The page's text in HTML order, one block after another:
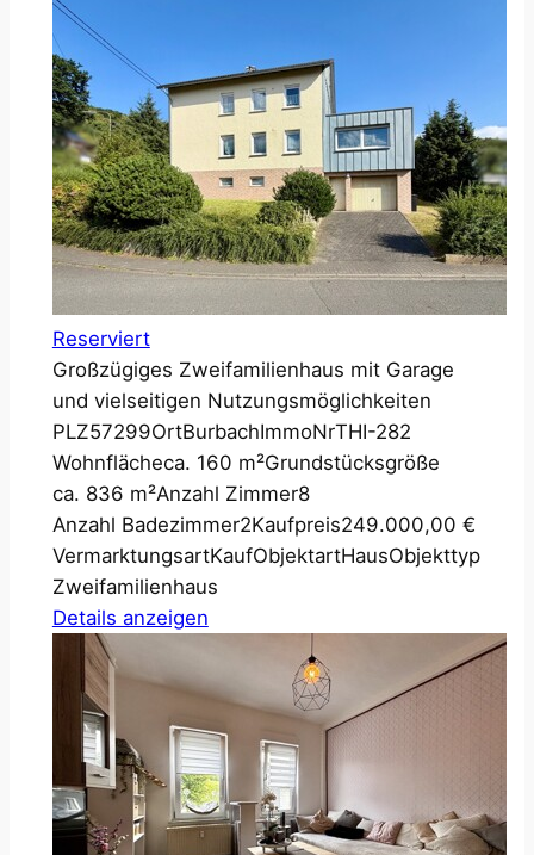
Reserviert
Großzügiges Zweifamilienhaus mit Garage
und vielseitigen Nutzungsmöglichkeiten
PLZ57299OrtBurbachImmoNrTHI-282
Wohnflächeca. 160 m²Grundstücksgröße
ca. 836 m²Anzahl Zimmer8
Anzahl Badezimmer2Kaufpreis249.000,00 €
VermarktungsartKaufObjektartHausObjekttyp
Zweifamilienhaus
Details anzeigen